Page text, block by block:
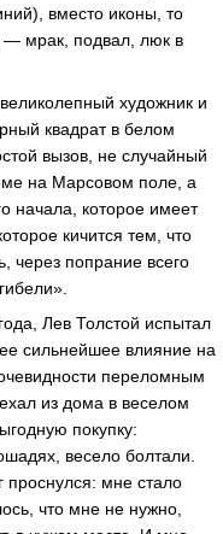
вместо иконы, то
— мрак, подвал, люк в
художник и
квадрат в белом
вызов, не случайный
на Марсовом поле, а
начала, которое имеет
кичится тем, что
через попрание всего
Лев Толстой испытал
сильнейшее влияние на
переломным
из дома в веселом
покупку:
весело болтали.
проснулся: мне стало
что мне не нужно,